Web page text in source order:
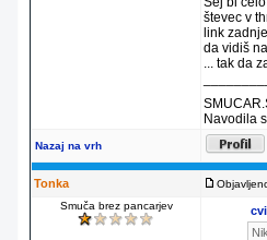
števec v
link
da vidiš
... tak da
Navodila
Nazaj na vrh
Tonka
Smuča brez pancarjev